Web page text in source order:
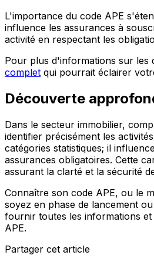
L'importance du code APE
influence les assurances à
activité en respectant les
Pour plus d'informations sur les
complet qui pourrait éclairer
Découverte
Dans le secteur immobilier,
identifier précisément les
catégories statistiques; il
assurances obligatoires. Cette
assurant la clarté et la sécurité
Connaître son code APE, ou le
soyez en phase de lancement
fournir toutes les informations
APE.
Partager cet article